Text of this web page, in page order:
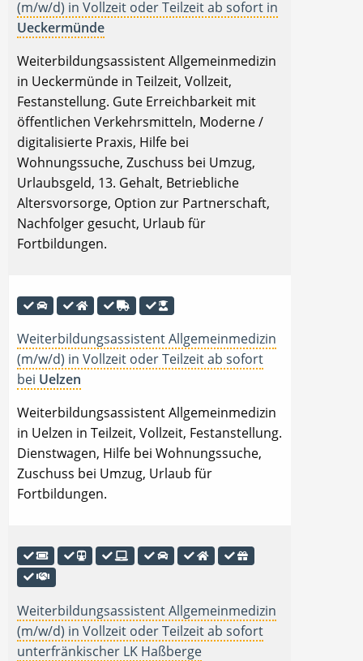
(m/w/d) in Vollzeit oder Teilzeit ab sofort in
Ueckermünde
Weiterbildungsassistent Allgemeinmedizin
in Ueckermünde in Teilzeit, Vollzeit,
Festanstellung. Gute Erreichbarkeit mit
öffentlichen Verkehrsmitteln, Moderne /
digitalisierte Praxis, Hilfe bei
Wohnungssuche, Zuschuss bei Umzug,
Urlaubsgeld, 13. Gehalt, Betriebliche
Altersvorsorge, Option zur Partnerschaft,
Nachfolger gesucht, Urlaub für
Fortbildungen.
Weiterbildungsassistent Allgemeinmedizin
(m/w/d) in Vollzeit oder Teilzeit ab sofort
bei Uelzen
Weiterbildungsassistent Allgemeinmedizin
in Uelzen in Teilzeit, Vollzeit, Festanstellung.
Dienstwagen, Hilfe bei Wohnungssuche,
Zuschuss bei Umzug, Urlaub für
Fortbildungen.
Weiterbildungsassistent Allgemeinmedizin
(m/w/d) in Vollzeit oder Teilzeit ab sofort
unterfränkischer LK Haßberge